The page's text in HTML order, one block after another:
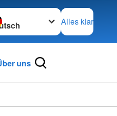
wechseln zu
Alles klar
uns